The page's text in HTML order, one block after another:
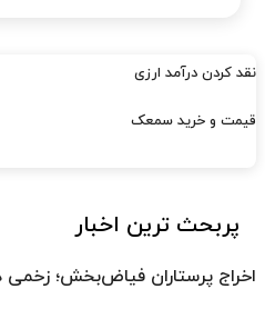
نقد کردن درآمد ارزی
قیمت و خرید سمعک
پربحث ترین اخبار
اخراج پرستاران فیاض‌بخش؛ زخمی